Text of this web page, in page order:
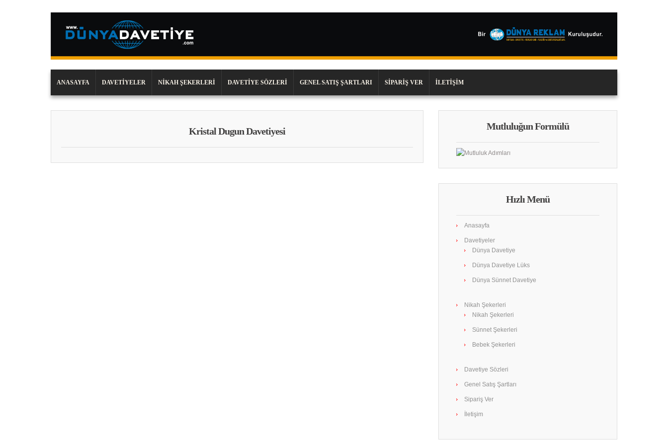
ANASAYFA DAVETIYELER NIKAH ŞEKERLERI DAVETIYE SÖZLERI GENEL SATIŞ ŞARTLARI SIPARIŞ VER İLETIŞIM
Kristal Dugun Davetiyesi Mutluluğun Formülü
Hızlı Menü
Anasayfa
Davetiyeler
Dünya Davetiye
Dünya Davetiye Lüks
Dünya Sünnet Davetiye
Nikah Şekerleri
Nikah Şekerleri
Sünnet Şekerleri
Bebek Şekerleri
Davetiye Sözleri
Genel Satış Şartları
Sipariş Ver
İletişim